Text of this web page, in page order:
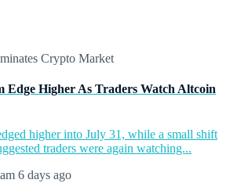
Edge Higher As Traders Watch Altcoin
higher into July 31, while a small shift
traders were again watching...
6 days ago